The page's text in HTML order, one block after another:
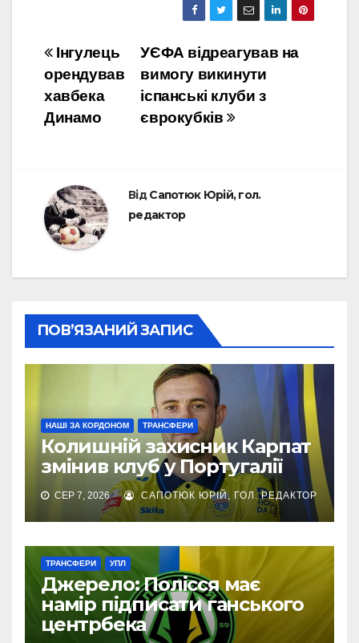
Навігація
записів
УЄФА відреагував на
вимогу викинути
іспанські клуби з
єврокубків
Інгулець
орендував
хавбека
Динамо
ВідСапотюк Юрій, гол.
редактор
ПОВ’ЯЗАНИЙ ЗАПИС
НАШІ ЗА КОРДОНОМ ТРАНСФЕРИ
Колишній захисник Карпат
змінив клуб у Португалії
СЕР 7, 2026 САПОТЮК ЮРІЙ, ГОЛ. РЕДАКТОР
ТРАНСФЕРИ УПЛ
Джерело: Полісся має
намір підписати ганського
центрбека